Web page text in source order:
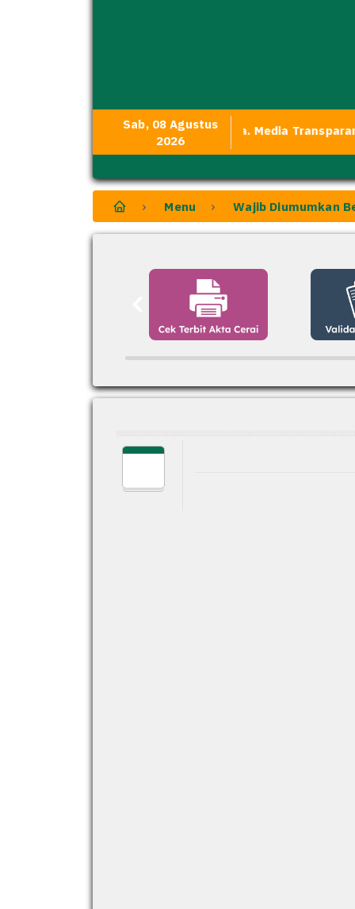
Sab, 08 Agustus
2026
Pengadilan Agama Yogyakarta. Media Transparansi dan
Menu Wajib Diumumkan